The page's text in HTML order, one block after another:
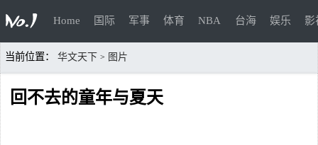
Home 国际 军事 体育 NBA 台海 娱乐 影
当前位置： 华文天下 > 图片
回不去的童年与夏天